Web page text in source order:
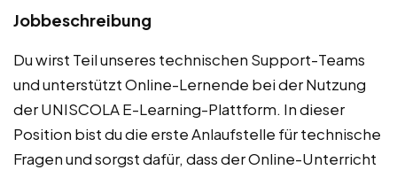
Jobbeschreibung
Du wirst Teil unseres technischen Support-Teams
und unterstützt Online-Lernende bei der Nutzung
der UNISCOLA E-Learning-Plattform. In dieser
Position bist du die erste Anlaufstelle für technische
Fragen und sorgst dafür, dass der Online-Unterricht